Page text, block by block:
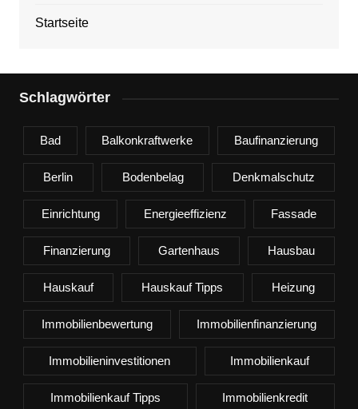
Startseite
Schlagwörter
Bad Balkonkraftwerke Baufinanzierung
Berlin Bodenbelag Denkmalschutz
Einrichtung Energieeffizienz Fassade
Finanzierung Gartenhaus Hausbau
Hauskauf Hauskauf Tipps Heizung
Immobilienbewertung Immobilienfinanzierung
Immobilieninvestitionen Immobilienkauf
Immobilienkauf Tipps Immobilienkredit